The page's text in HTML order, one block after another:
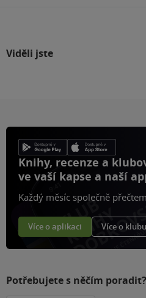
Viděli jste
Knihy, recenze a
ve vaší kapse a naší
Každý měsíc společně
Více o aplikaci Více o klubu
Potřebujete s něčím poradit?